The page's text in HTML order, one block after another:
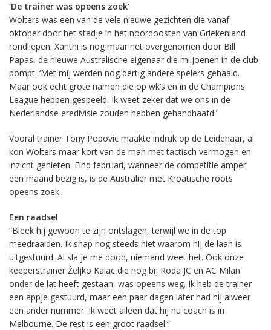
‘De trainer was opeens zoek’
Wolters was een van de vele nieuwe gezichten die vanaf
oktober door het stadje in het noordoosten van Griekenland
rondliepen. Xanthi is nog maar net overgenomen door Bill
Papas, de nieuwe Australische eigenaar die miljoenen in de club
pompt. ‘Met mij werden nog dertig andere spelers gehaald.
Maar ook echt grote namen die op wk’s en in de Champions
League hebben gespeeld. Ik weet zeker dat we ons in de
Nederlandse eredivisie zouden hebben gehandhaafd.’
Vooral trainer Tony Popovic maakte indruk op de Leidenaar, al
kon Wolters maar kort van de man met tactisch vermogen en
inzicht genieten. Eind februari, wanneer de competitie amper
een maand bezig is, is de Australiër met Kroatische roots
opeens zoek.
Een raadsel
“Bleek hij gewoon te zijn ontslagen, terwijl we in de top
meedraaiden. Ik snap nog steeds niet waarom hij de laan is
uitgestuurd. Al sla je me dood, niemand weet het. Ook onze
keeperstrainer Željko Kalac die nog bij Roda JC en AC Milan
onder de lat heeft gestaan, was opeens weg. Ik heb de trainer
een appje gestuurd, maar een paar dagen later had hij alweer
een ander nummer. Ik weet alleen dat hij nu coach is in
Melbourne. De rest is een groot raadsel.”